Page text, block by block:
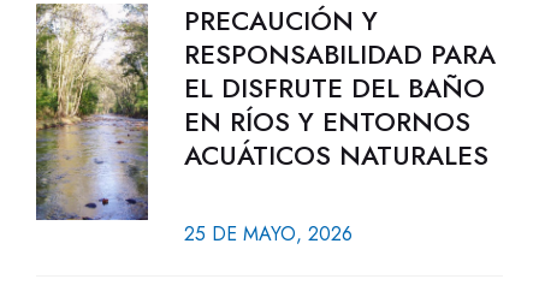
PRECAUCIÓN Y
RESPONSABILIDAD PARA
EL DISFRUTE DEL BAÑO
EN RÍOS Y ENTORNOS
ACUÁTICOS NATURALES
25 DE MAYO, 2026